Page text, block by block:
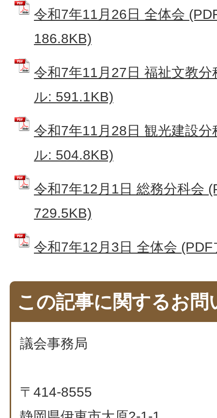
令和7年11月26日 全体会
186.8KB)
令和7年11月27日 福祉文教
ル: 591.1KB)
令和7年11月28日 観光建設
ル: 504.8KB)
令和7年12月1日 総務分科会
729.5KB)
令和7年12月3日 全体会
この記事に関するお問
議会事務局
〒414-8555